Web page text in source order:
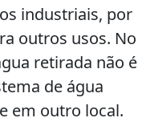
industriais, por
outros usos. No
retirada não é
de água
em outro local.